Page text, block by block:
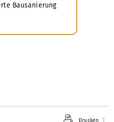
Bausanierung
Drucken